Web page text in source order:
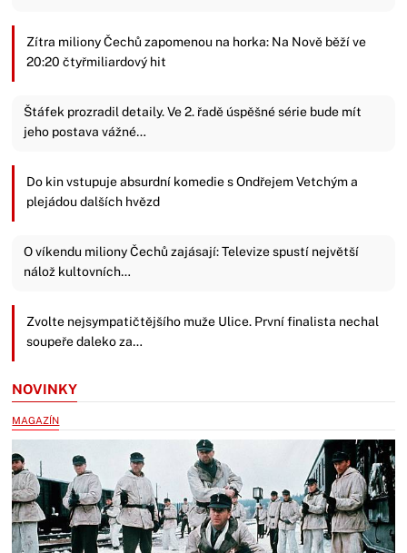
Zítra miliony Čechů zapomenou na horka: Na Nově běží ve
20:20 čtyřmiliardový hit
Štáfek prozradil detaily. Ve 2. řadě úspěšné série bude mít
jeho postava vážné…
Do kin vstupuje absurdní komedie s Ondřejem Vetchým a
plejádou dalších hvězd
O víkendu miliony Čechů zajásají: Televize spustí největší
nálož kultovních…
Zvolte nejsympatičtějšího muže Ulice. První finalista nechal
soupeře daleko za…
NOVINKY
MAGAZÍN